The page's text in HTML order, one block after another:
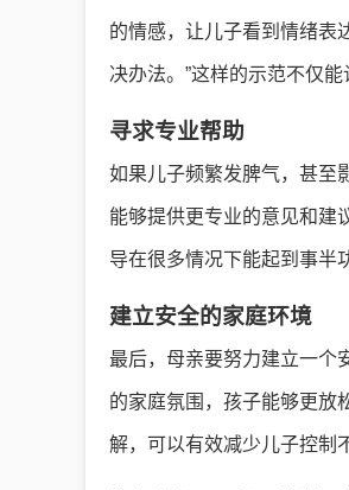
的情感，让儿子看到情绪表
决办法。”这样的示范不仅
寻求专业帮助
如果儿子频繁发脾气，甚至
能够提供更专业的意见和建
导在很多情况下能起到事半
建立安全的家庭环境
最后，母亲要努力建立一个
的家庭氛围，孩子能够更放
解，可以有效减少儿子控制